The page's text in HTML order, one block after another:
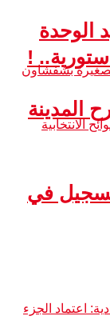
!
في
الوحدة
المدينة